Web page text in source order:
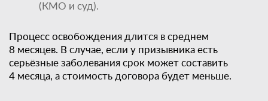
(КМО и суд).
Процесс освобождения длится в среднем
8 месяцев. В случае, если у призывника есть
серьёзные заболевания срок может составить
4 месяца, а стоимость договора будет меньше.